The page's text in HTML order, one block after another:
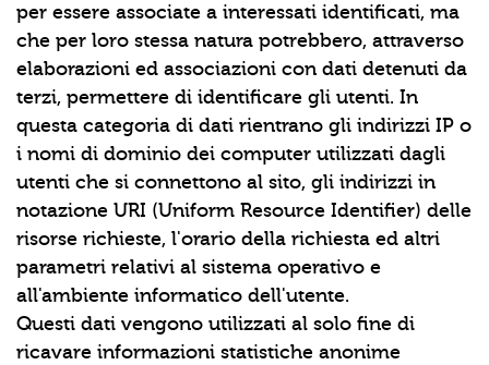
per essere associate a interessati identificati, ma
che per loro stessa natura potrebbero, attraverso
elaborazioni ed associazioni con dati detenuti da
terzi, permettere di identificare gli utenti. In
questa categoria di dati rientrano gli indirizzi IP o
i nomi di dominio dei computer utilizzati dagli
utenti che si connettono al sito, gli indirizzi in
notazione URI (Uniform Resource Identifier) delle
risorse richieste, l'orario della richiesta ed altri
parametri relativi al sistema operativo e
all'ambiente informatico dell'utente.
Questi dati vengono utilizzati al solo fine di
ricavare informazioni statistiche anonime